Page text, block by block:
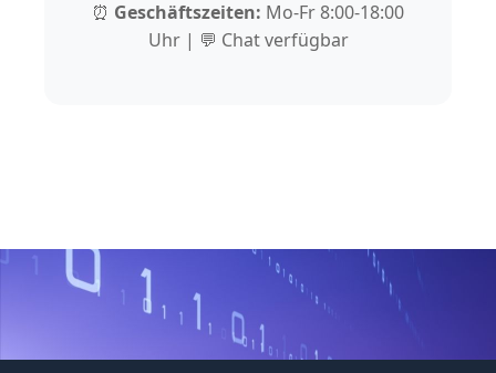
⏰ Geschäftszeiten: Mo-Fr 8:00-18:00
Uhr | 💬 Chat verfügbar